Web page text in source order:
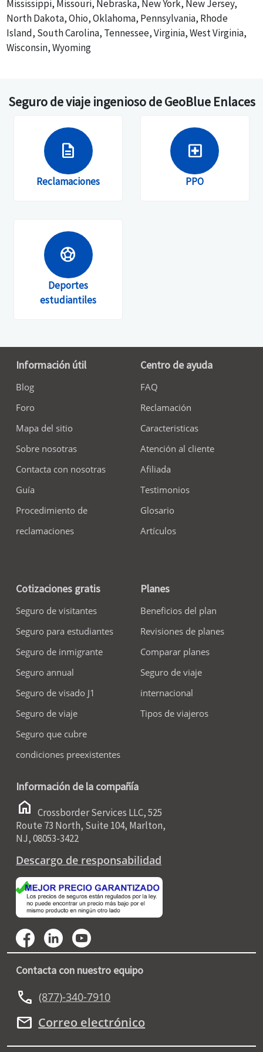
Compra una vez, viaja todo el año. Los viajeros
reciben un aviso de renovación cada año.
Mississippi, Missouri, Nebraska, New York, New Jersey,
North Dakota, Ohio, Oklahoma, Pennsylvania, Rhode
Island, South Carolina, Tennessee, Virginia, West Virginia,
Wisconsin, Wyoming
Seguro de viaje ingenioso de GeoBlue Enlaces
description
Reclamaciones
local_hospital
PPO
sports_soccer
Deportes
estudiantiles
Información útil
Blog
Foro
Mapa del sitio
Sobre nosotras
Contacta con nosotras
Guía
Procedimiento de
reclamaciones
Centro de ayuda
FAQ
Reclamación
Caracteristicas
Atención al cliente
Afiliada
Testimonios
Glosario
Artículos
Cotizaciones gratis
Seguro de visitantes
Seguro para estudiantes
Seguro de inmigrante
Seguro annual
Seguro de visado J1
Seguro de viaje
Seguro que cubre
condiciones preexistentes
Planes
Beneficios del plan
Revisiones de planes
Comparar planes
Seguro de viaje
internacional
Tipos de viajeros
Información de la compañía
home Crossborder Services LLC, 525
Route 73 North, Suite 104, Marlton,
NJ, 08053-3422
Descargo de responsabilidad
Contacta con nuestro equipo
call (877)-340-7910
mail Correo electrónico